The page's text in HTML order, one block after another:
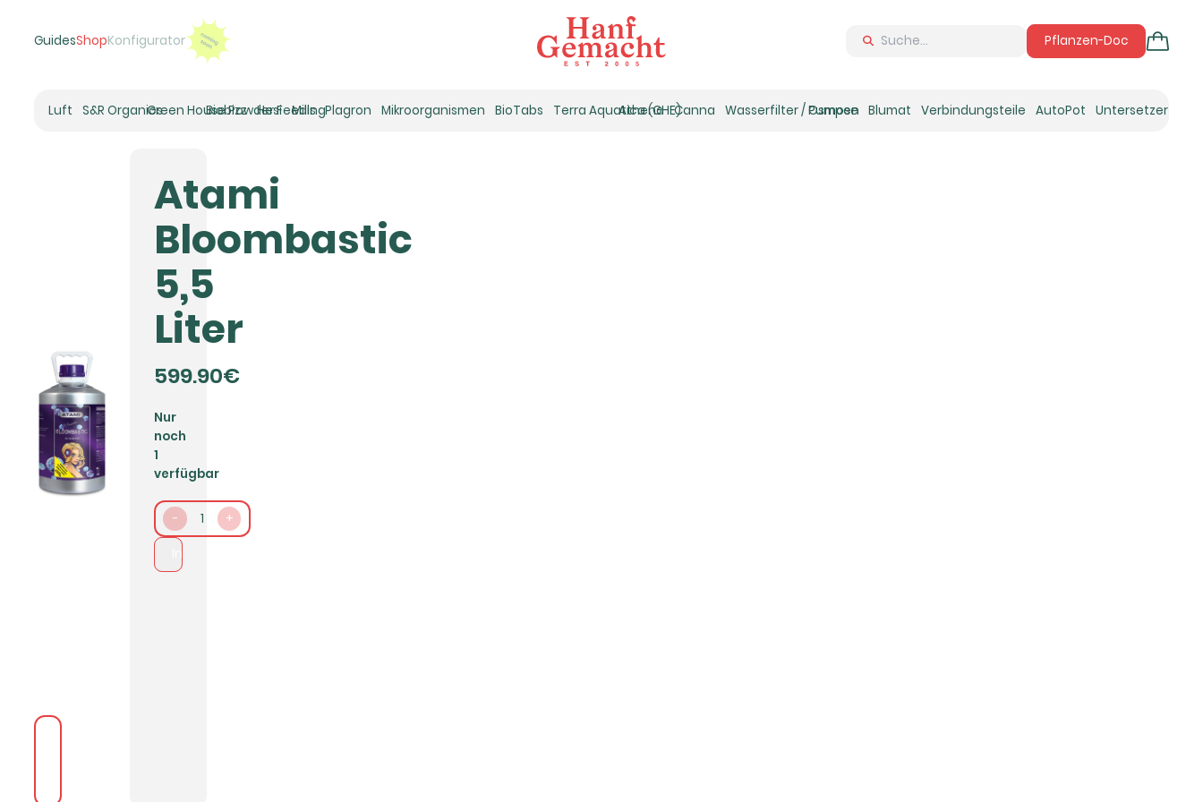
GuidesShopKonfigurator Pflanzen-Doc
Luft
Umluft-Ventilatoren
Rohrventilatoren
Luftentfeuchter
S&R OrganicsGreen House Powder Feeding
Biobizz Hesi Mills Plagron Mikroorganismen BioTabs Terra Aquatica (GHE)
Athena Canna Wasserfilter / Osmose
Pumpen Blumat Verbindungsteile AutoPot Untersetzer
Atami
Bloombastic
5,5
Liter
599.90€
Nur
noch
1
verfügbar
- 1 +